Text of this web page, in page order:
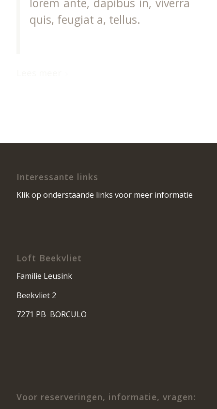
lorem ante, dapibus in, viverra
quis, feugiat a, tellus.
Interessante links
Klik op onderstaande links voor meer informatie
Loft Beekvliet
Familie Leusink
Beekvliet 2
7271 PB BORCULO
Voor reserveringen, informatie, vragen: